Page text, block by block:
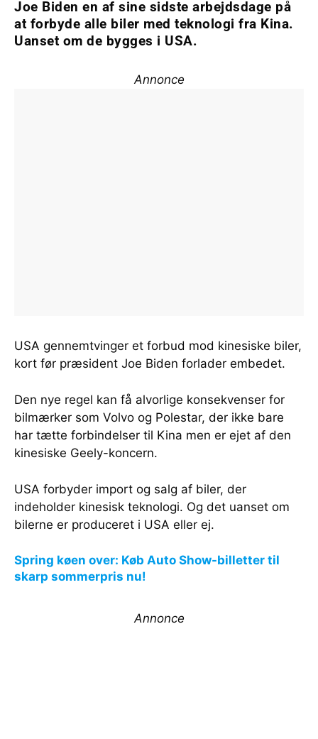
Joe Biden en af sine sidste arbejdsdage på
at forbyde alle biler med teknologi fra Kina.
Uanset om de bygges i USA.
Annonce
USA gennemtvinger et forbud mod kinesiske biler,
kort før præsident Joe Biden forlader embedet.
Den nye regel kan få alvorlige konsekvenser for
bilmærker som Volvo og Polestar, der ikke bare
har tætte forbindelser til Kina men er ejet af den
kinesiske Geely-koncern.
USA forbyder import og salg af biler, der
indeholder kinesisk teknologi. Og det uanset om
bilerne er produceret i USA eller ej.
Spring køen over: Køb Auto Show-billetter til
skarp sommerpris nu!
Annonce